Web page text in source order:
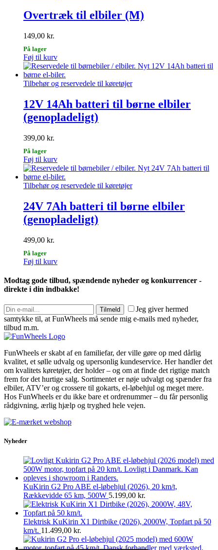
Overtræk til elbiler (M)
149,00 kr.
På lager
Føj til kurv
Tilbehør og reservedele til køretøjer
12V 14Ah batteri til børne elbiler
(genopladeligt)
399,00 kr.
På lager
Føj til kurv
Tilbehør og reservedele til køretøjer
24V 7Ah batteri til børne elbiler
(genopladeligt)
499,00 kr.
På lager
Føj til kurv
Modtag gode tilbud, spændende nyheder og konkurrencer -
direkte i din indbakke!
Tilmeld
Jeg giver hermed
samtykke til, at FunWheels må sende mig e-mails med nyheder,
tilbud m.m.
FunWheels er skabt af en familiefar, der ville gøre op med dårlig
kvalitet, et sølle udvalg og upersonlig kundeservice. Her handler det
om kvalitets køretøjer, der holder – og om at finde det rigtige match
frem for det hurtige salg. Sortimentet er nøje udvalgt og spænder fra
elbiler, ATV’er og crossere til gokarts, el-løbehjul og meget mere.
Hos FunWheels er du ikke bare et ordrenummer – du får personlig
rådgivning, ærlig hjælp og tryghed hele vejen.
Nyheder
KuKirin G2 Pro ABE el-løbehjul (2026), 20 km/t,
Rækkevidde 65 km, 500W 5.199,00 kr.
Elektrisk KuKirin X1 Dirtbike (2026), 2000W, Topfart på 50
km/t. 11.499,00 kr.